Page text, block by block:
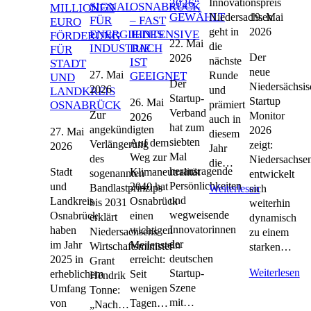
MILLIONEN
EURO
FÖRDERUNG
FÜR
STADT
UND
LANDKREIS
OSNABRÜCK
27. Mai
2026
Stadt
und
Landkreis
Osnabrück
haben
im Jahr
2025 in
erheblichem
Umfang
von
SIGNAL
FÜR
ENERGIEINTENSIVE
INDUSTRIE
27. Mai
2026
Zur
angekündigten
Verlängerung
des
sogenannten
Bandlastprinzips
bis 2031
erklärt
Niedersachsens
Wirtschaftsminister
Grant
Hendrik
Tonne:
„Nach…
OSNABRÜCK
– FAST
JEDES
DACH
IST
GEEIGNET
26. Mai
2026
Auf dem
Weg zur
Klimaneutralität
2040 hat
Osnabrück
einen
wichtigen
Meilenstein
erreicht:
Seit
wenigen
Tagen…
2026“
GEWÄHLT
22. Mai
2026
Der
Startup-
Verband
hat zum
siebten
Mal
herausragende
Persönlichkeiten
und
wegweisende
Innovatorinnen
der
deutschen
Startup-
Szene
mit…
Innovationspreis
Niedersachsen
geht in
die
nächste
Runde
und
prämiert
auch in
diesem
Jahr
die…
Weiterlesen
19. Mai
2026
Der
neue
Startup
Monitor
2026
zeigt:
entwickelt
sich
weiterhin
dynamisch
zu einem
starken…
Weiterlesen